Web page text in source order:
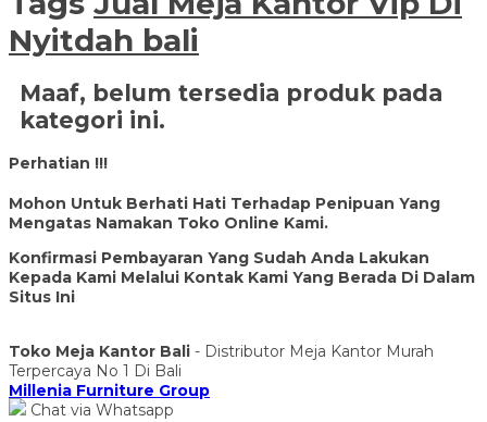
Nyitdah bali
Maaf, belum tersedia produk pada
kategori ini.
Perhatian !!!
Mohon Untuk Berhati Hati Terhadap Penipuan Yang
Mengatas Namakan Toko Online Kami.
Konfirmasi Pembayaran Yang Sudah Anda Lakukan
Kepada Kami Melalui Kontak Kami Yang Berada Di Dalam
Situs Ini
Toko Meja Kantor Bali - Distributor Meja Kantor Murah
Terpercaya No 1 Di Bali
Millenia Furniture Group
Chat via Whatsapp